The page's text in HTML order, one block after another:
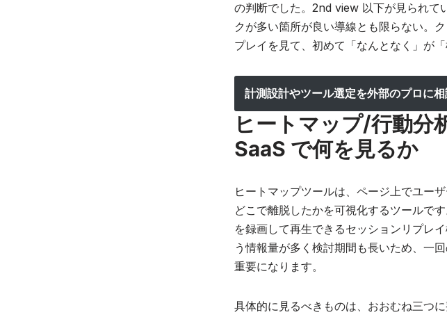
の判断でした。2nd view 以下が見られて
クが多い箇所が良い導線とも限らない。
プレイを見て、初めて「なんとなく」が
計測設計やツール選定を外部のプロに
ヒートマップ/行動
SaaS で何を見るか
ヒートマップツールは、ページ上でユー
どこで離脱したかを可視化するツールで
を録画して再生できるセッションリプレ
う情報量が多く検討期間も長いため、一
重要になります。
具体的に見るべきものは、おおむね三つ